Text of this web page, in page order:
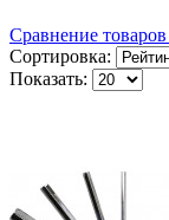
Сравнение
Сортировка:
Показать: